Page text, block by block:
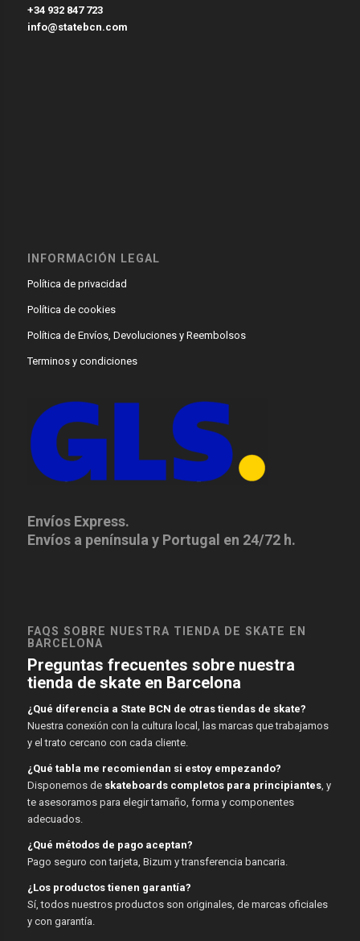
+34 932 847 723
info@statebcn.com
INFORMACIÓN LEGAL
Política de privacidad
Política de cookies
Política de Envíos, Devoluciones y Reembolsos
Terminos y condiciones
Envíos Express.
Envíos a península y Portugal en 24/72 h.
FAQS SOBRE NUESTRA TIENDA DE SKATE EN
BARCELONA
Preguntas frecuentes sobre nuestra
tienda de skate en Barcelona
¿Qué diferencia a State BCN de otras tiendas de skate?
Nuestra conexión con la cultura local, las marcas que trabajamos
y el trato cercano con cada cliente.
¿Qué tabla me recomiendan si estoy empezando?
Disponemos de skateboards completos para principiantes, y
te asesoramos para elegir tamaño, forma y componentes
adecuados.
¿Qué métodos de pago aceptan?
Pago seguro con tarjeta, Bizum y transferencia bancaria.
¿Los productos tienen garantía?
Sí, todos nuestros productos son originales, de marcas oficiales
y con garantía.